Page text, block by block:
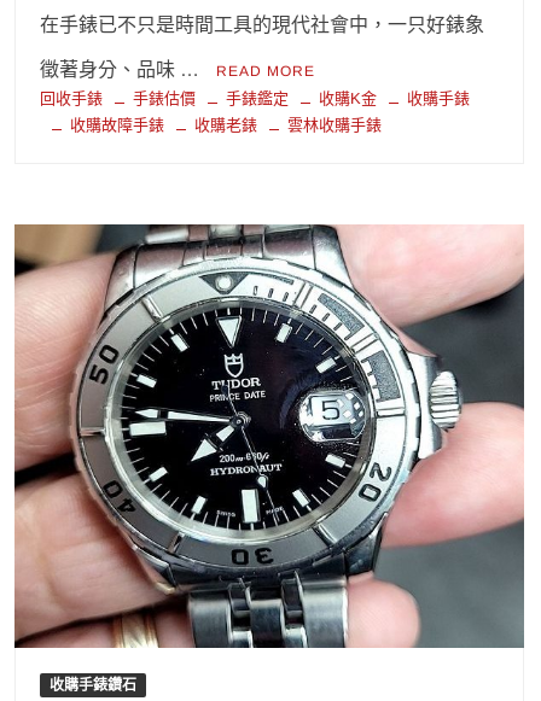
在手錶已不只是時間工具的現代社會中，一只好錶象
徵著身分、品味 … READ MORE
回收手錶 手錶估價 手錶鑑定 收購K金
收購手錶
收購故障手錶
收購老錶 雲林收購手錶
收購手錶鑽石